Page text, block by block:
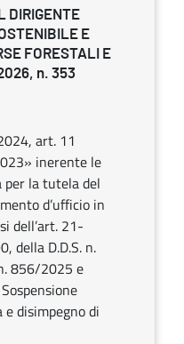
DIRIGENTE
E
FORESTALI E
n. 353
art. 11
inerente le
per la tutela del
d’ufficio in
dell’art. 21-
della D.D.S. n.
856/2025 e
disimpegno di